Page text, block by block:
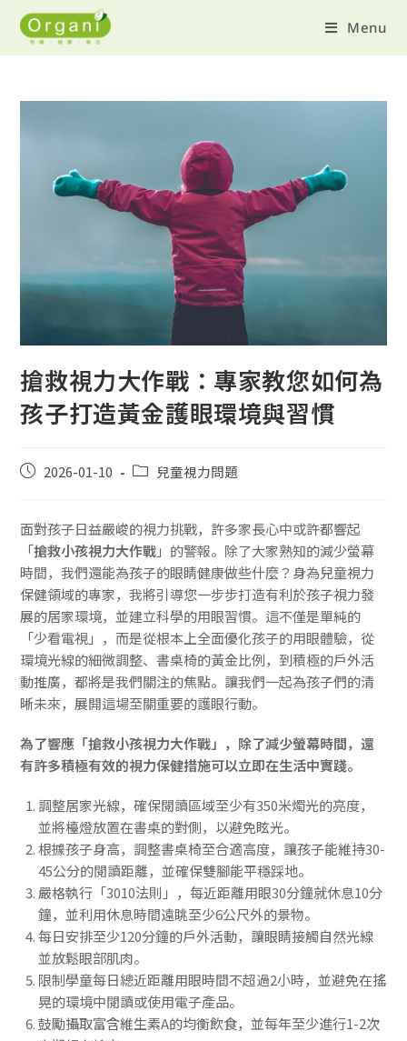
Menu
搶救視力大作戰：專家教您如何為
孩子打造黃金護眼環境與習慣
2026-01-10 兒童視力問題
面對孩子日益嚴峻的視力挑戰，許多家長心中或許都響起
「搶救小孩視力大作戰」的警報。除了大家熟知的減少螢幕
時間，我們還能為孩子的眼睛健康做些什麼？身為兒童視力
保健領域的專家，我將引導您一步步打造有利於孩子視力發
展的居家環境，並建立科學的用眼習慣。這不僅是單純的
「少看電視」，而是從根本上全面優化孩子的用眼體驗，從
環境光線的細微調整、書桌椅的黃金比例，到積極的戶外活
動推廣，都將是我們關注的焦點。讓我們一起為孩子們的清
晰未來，展開這場至關重要的護眼行動。
為了響應「搶救小孩視力大作戰」，除了減少螢幕時間，還
有許多積極有效的視力保健措施可以立即在生活中實踐。
調整居家光線，確保閱讀區域至少有350米燭光的亮度，
並將檯燈放置在書桌的對側，以避免眩光。
根據孩子身高，調整書桌椅至合適高度，讓孩子能維持30-
45公分的閱讀距離，並確保雙腳能平穩踩地。
嚴格執行「3010法則」，每近距離用眼30分鐘就休息10分
鐘，並利用休息時間遠眺至少6公尺外的景物。
每日安排至少120分鐘的戶外活動，讓眼睛接觸自然光線
並放鬆眼部肌肉。
限制學童每日總近距離用眼時間不超過2小時，並避免在搖
晃的環境中閱讀或使用電子產品。
鼓勵攝取富含維生素A的均衡飲食，並每年至少進行1-2次